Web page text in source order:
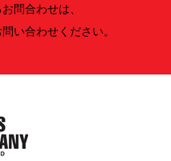
問合わせは、
い合わせください。